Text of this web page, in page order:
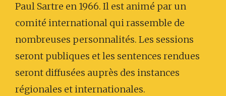
Paul Sartre en 1966. Il est animé par un
comité international qui rassemble de
nombreuses personnalités. Les sessions
seront publiques et les sentences rendues
seront diffusées auprès des instances
régionales et internationales.